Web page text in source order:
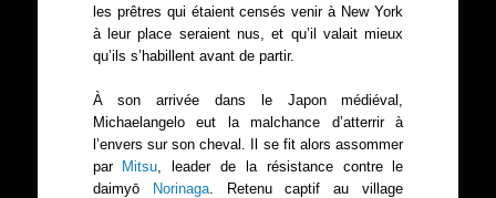
les prêtres qui étaient censés venir à New York
à leur place seraient nus, et qu’il valait mieux
qu’ils s’habillent avant de partir.
À son arrivée dans le Japon médiéval,
Michaelangelo eut la malchance d’atterrir à
l’envers sur son cheval. Il se fit alors assommer
par Mitsu , leader de la résistance contre le
daimyō
Norinaga. Retenu captif au village